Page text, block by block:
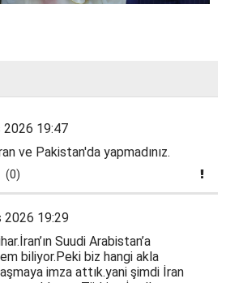
19:47
ve Pakistan'da yapmadınız.
(0)
19:29
Suudi Arabistan’a
biliyor.Peki biz hangi akla
imza attık.yani şimdi İran